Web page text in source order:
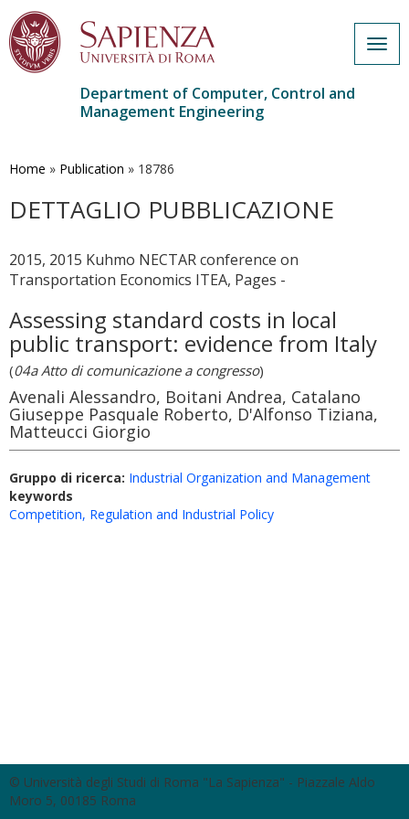
main
Department of Computer, Control and
Management Engineering
Home » Publication » 18786
DETTAGLIO PUBBLICAZIONE
2015, 2015 Kuhmo NECTAR conference on
Transportation Economics ITEA, Pages -
Assessing standard costs in local
public transport: evidence from Italy
(04a Atto di comunicazione a congresso)
Avenali Alessandro, Boitani Andrea, Catalano
Giuseppe Pasquale Roberto, D'Alfonso Tiziana,
Matteucci Giorgio
Gruppo di ricerca: Industrial Organization and Management
keywords
Competition, Regulation and Industrial Policy
© Università degli Studi di Roma "La Sapienza" - Piazzale Aldo
Moro 5, 00185 Roma